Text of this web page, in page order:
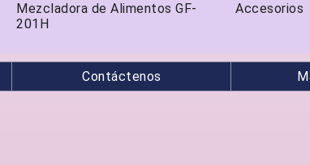
Mezcladora de Alimentos GF-
201H
Accesorios
Contáctenos